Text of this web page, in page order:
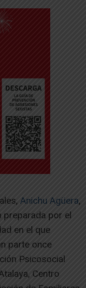
Anichu Agüera,
preparada por el
en el que
parte once
Psicosocial
Centro